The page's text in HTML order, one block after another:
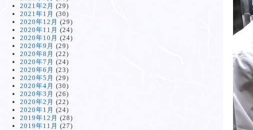
2021年2月 (29)
2021年1月 (30)
2020年12月 (29)
2020年11月 (24)
2020年10月 (24)
2020年9月 (29)
2020年8月 (22)
2020年7月 (24)
2020年6月 (23)
2020年5月 (29)
2020年4月 (30)
2020年3月 (26)
2020年2月 (22)
2020年1月 (24)
2019年12月 (28)
2019年11月 (27)